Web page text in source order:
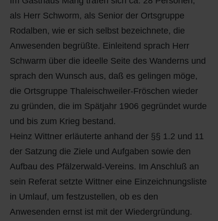
als Herr Schworm, als Senior der Ortsgruppe
Rodalben, wie er sich selbst bezeichnete, die
Anwesenden begrüßte. Einleitend sprach Herr
Schwarm über die ideelle Seite des Wanderns und
sprach den Wunsch aus, daß es gelingen möge,
die Ortsgruppe Thaleischweiler-Fröschen wieder
zu gründen, die im Spätjahr 1906 gegründet wurde
und bis zum Krieg bestand.
Heinz Wittner erläuterte anhand der §§ 1.2 und 11
der Satzung die Ziele und Aufgaben sowie den
Aufbau des Pfälzerwald-Vereins. Im Anschluß an
sein Referat setzte Wittner eine Einzeichnungsliste
in Umlauf, um festzustellen, ob es den
Anwesenden ernst ist mit der Wiedergründung.